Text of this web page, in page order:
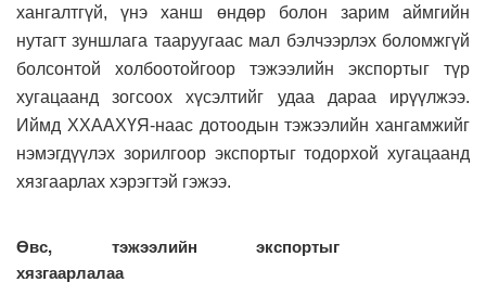
хангалтгүй, үнэ ханш өндөр болон зарим аймгийн
нутагт зуншлага тааруугаас мал бэлчээрлэх боломжгүй
болсонтой холбоотойгоор тэжээлийн экспортыг түр
хугацаанд зогсоох хүсэлтийг удаа дараа ирүүлжээ.
Иймд ХХААХҮЯ-наас дотоодын тэжээлийн хангамжийг
нэмэгдүүлэх зорилгоор экспортыг тодорхой хугацаанд
хязгаарлах хэрэгтэй гэжээ.
Өвс, тэжээлийн экспортыг
хязгаарлалаа